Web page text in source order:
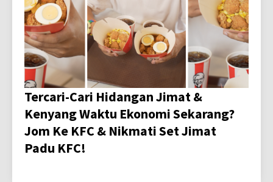
Tercari-Cari Hidangan Jimat &
Kenyang Waktu Ekonomi Sekarang?
Jom Ke KFC & Nikmati Set Jimat
Padu KFC!